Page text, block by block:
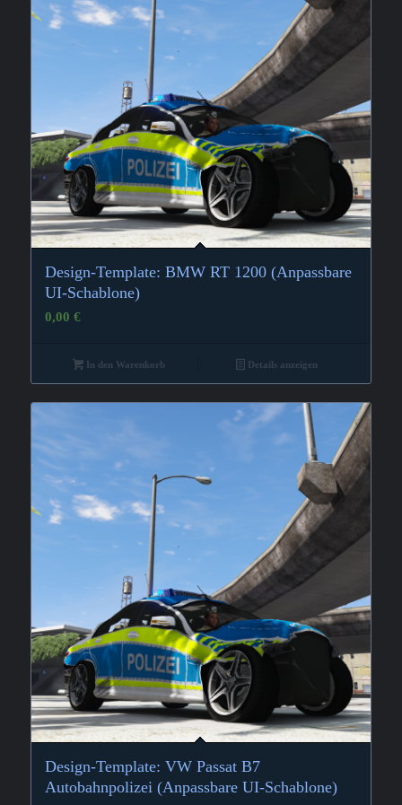
Design-Template: BMW RT 1200 (Anpassbare
UI-Schablone)
0,00 €
In den Warenkorb Details anzeigen
Design-Template: VW Passat B7
Autobahnpolizei (Anpassbare UI-Schablone)